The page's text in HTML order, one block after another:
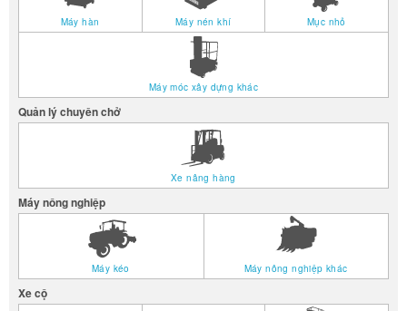
Máy hàn Máy nén khí Mục nhỏ
Máy móc xây dựng khác
Quản lý chuyên chở
Xe nâng hàng
Máy nông nghiệp
Máy kéo Máy nông nghiệp khác
Xe cộ